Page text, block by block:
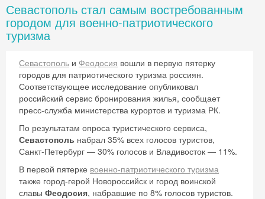
Севастополь стал самым востребованным
городом для военно-патриотического
туризма
Севастополь и Феодосия вошли в первую пятерку
городов для патриотического туризма россиян.
Соответствующее исследование опубликовал
российский сервис бронирования жилья, сообщает
пресс-служба министерства курортов и туризма РК.
По результатам опроса туристического сервиса,
Севастополь набрал 35% всех голосов туристов,
Санкт-Петербург — 30% голосов и Владивосток — 11%.
В первой пятерке военно-патриотического туризма
также город-герой Новороссийск и город воинской
славы Феодосия, набравшие по 8% голосов туристов.